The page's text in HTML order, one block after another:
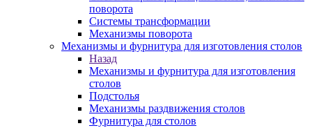
поворота
Системы трансформации
Механизмы поворота
Механизмы и фурнитура для изготовления столов
Назад
Механизмы и фурнитура для изготовления
столов
Подстолья
Механизмы раздвижения столов
Фурнитура для столов